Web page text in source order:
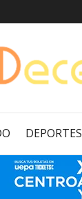
DEPORTES